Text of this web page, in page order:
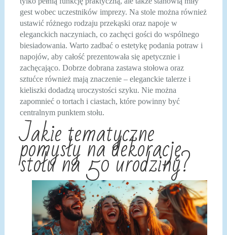
gest wobec uczestników imprezy. Na stole można również
ustawić różnego rodzaju przekąski oraz napoje w
eleganckich naczyniach, co zachęci gości do wspólnego
biesiadowania. Warto zadbać o estetykę podania potraw i
napojów, aby całość prezentowała się apetycznie i
zachęcająco. Dobrze dobrana zastawa stołowa oraz
sztućce również mają znaczenie – eleganckie talerze i
kieliszki dodadzą uroczystości szyku. Nie można
zapomnieć o tortach i ciastach, które powinny być
centralnym punktem stołu.
Jakie tematyczne
pomysły na dekorację
stołu na 50 urodziny?